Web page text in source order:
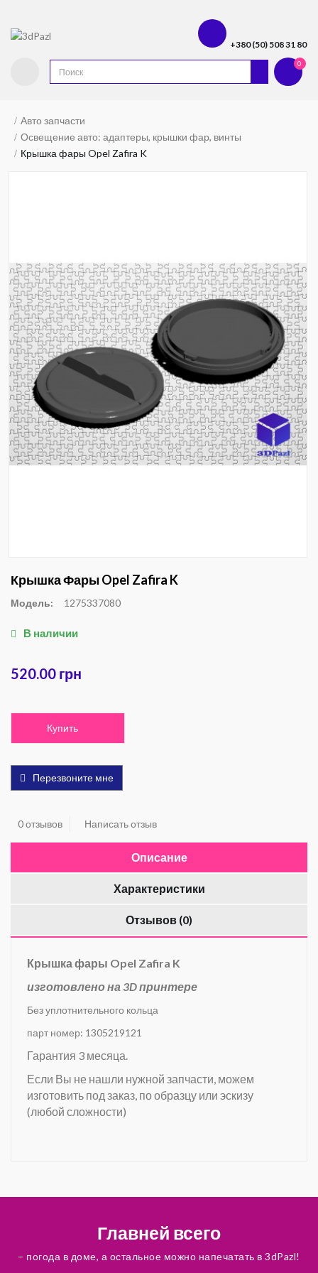
+380 (50) 508 31 80
0
Авто запчасти
Освещение авто: адаптеры, крышки фар, винты
Крышка фары Opel Zafira K
Крышка Фары Opel Zafira K
Модель: 1275337080
В наличии
520.00 грн
Купить
Перезвоните мне
0 отзывов Написать отзыв
Описание
Характеристики
Отзывов (0)
Крышка фары Opel Zafira K
изготовлено на 3D принтере
Без уплотнительного кольца
парт номер: 1305219121
Гарантия 3 месяца.
Если Вы не нашли нужной запчасти, можем
изготовить под заказ, по образцу или эскизу
(любой сложности)
Главней всего
– погода в доме, а остальное можно напечатать в 3dPazl!